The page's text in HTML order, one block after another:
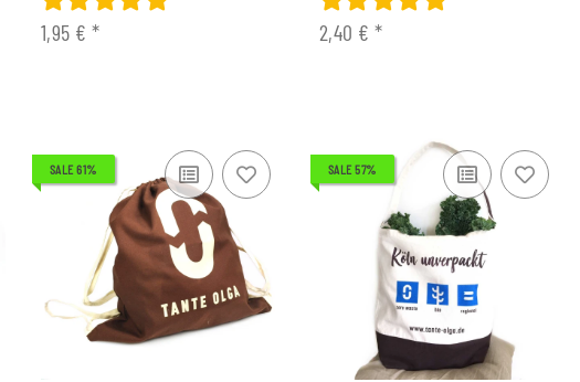
1,95 €* 2,40 €*
SALE 61% SALE 57%
Füller Messing verchromt mit
Nussbaumgriff
66,00 €*
Alter Preis:99,00 €